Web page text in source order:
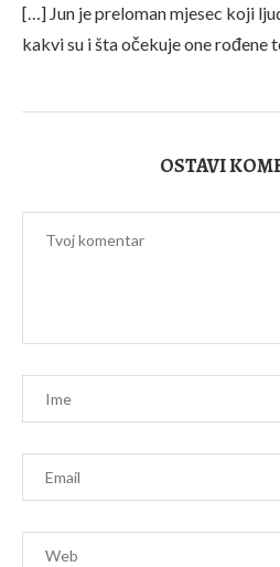
[…] Jun je preloman mjesec koji
kakvi su i šta očekuje one rođene
OSTAVI